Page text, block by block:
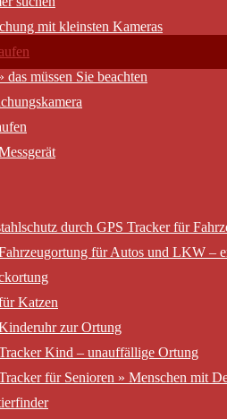
mit kleinsten Kameras
das müssen Sie beachten
durch GPS Tracker für
für Autos und LKW –
Katzen
zur Ortung
Kind – unauffällige Ortung
für Senioren » Menschen mit